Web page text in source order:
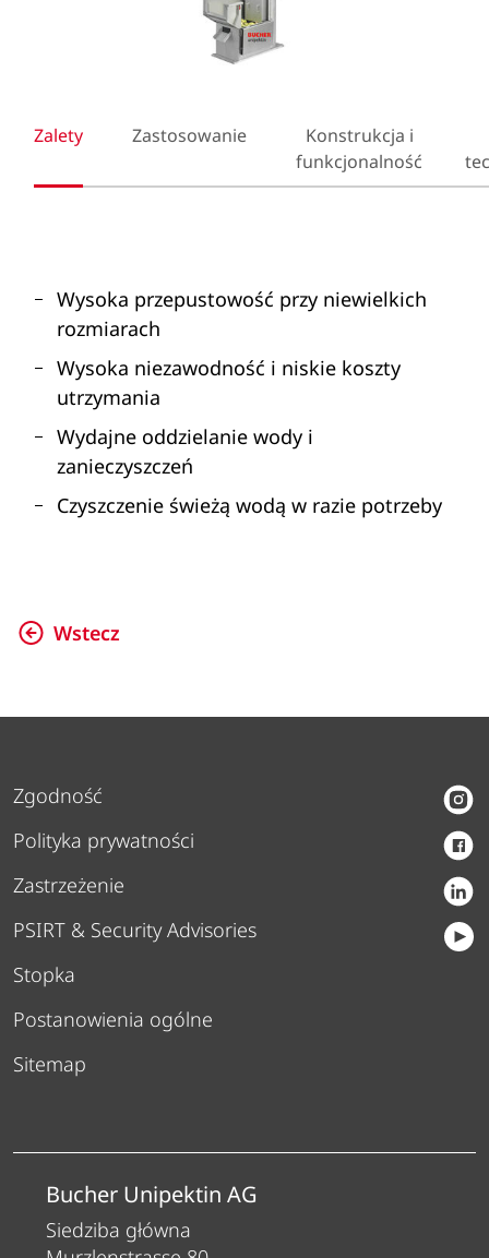
Zalety Zastosowanie
Konstrukcja i
funkcjonalność
Wysoka przepustowość przy niewielkich
rozmiarach
Wysoka niezawodność i niskie koszty
utrzymania
Wydajne oddzielanie wody i
zanieczyszczeń
Czyszczenie świeżą wodą w razie potrzeby
Wstecz
Zgodność
Polityka prywatności
Zastrzeżenie
PSIRT & Security Advisories
Stopka
Postanowienia ogólne
Sitemap
Bucher Unipektin AG
Siedziba główna